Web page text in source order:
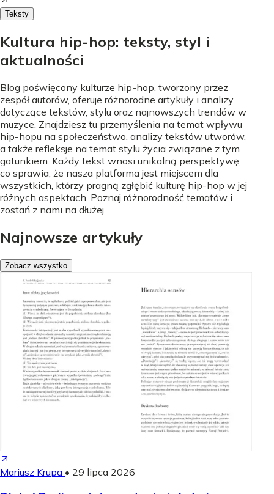
Teksty
Kultura hip-hop: teksty, styl i
aktualności
Blog poświęcony kulturze hip-hop, tworzony przez
zespół autorów, oferuje różnorodne artykuły i analizy
dotyczące tekstów, stylu oraz najnowszych trendów w
muzyce. Znajdziesz tu przemyślenia na temat wpływu
hip-hopu na społeczeństwo, analizy tekstów utworów,
a także refleksje na temat stylu życia związane z tym
gatunkiem. Każdy tekst wnosi unikalną perspektywę,
co sprawia, że nasza platforma jest miejscem dla
wszystkich, którzy pragną zgłębić kulturę hip-hop w jej
różnych aspektach. Poznaj różnorodność tematów i
zostań z nami na dłużej.
Najnowsze artykuły
Zobacz wszystko
Mariusz Krupa • 29 lipca 2026